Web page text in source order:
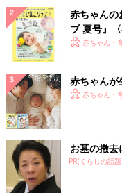
赤ちゃんと言えども、
出汁入りのご飯をあげ
ううむ、出汁の美味し
かったようです( ´∀｀)
赤ちゃんの
ブ 夏号』
く！ おっ
赤ちゃん・
赤ちゃんが
赤ちゃん・
お墓の撤
PR(くらしの話